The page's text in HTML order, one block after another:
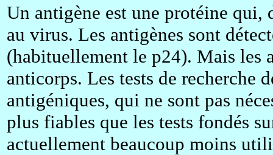
Un antigène est une protéine qui,
au virus. Les antigènes sont
(habituellement le p24). Mais les
anticorps. Les tests de recherche
antigéniques, qui ne sont pas
plus fiables que les tests fondés
actuellement beaucoup moins